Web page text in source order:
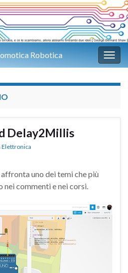
Robotica
Delay2Millis
Elettronica
uno dei temi che più
nei commenti e nei corsi.